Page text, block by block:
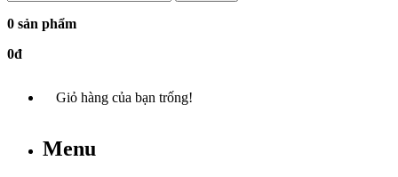
0 sản phẩm
0đ
Giỏ hàng của bạn trống!
Menu